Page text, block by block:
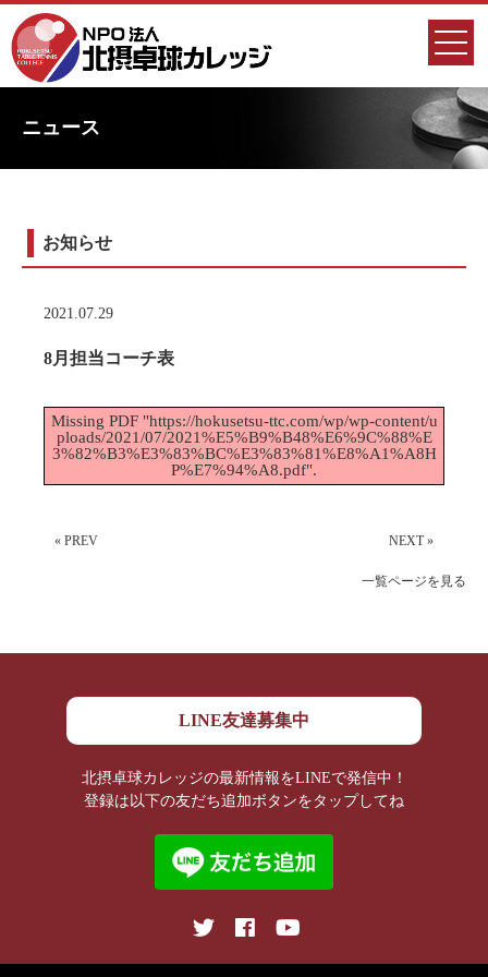
ニュース
お知らせ
2021.07.29
8月担当コーチ表
Missing PDF "https://hokusetsu-ttc.com/wp/wp-content/u
ploads/2021/07/2021%E5%B9%B48%E6%9C%88%E
3%82%B3%E3%83%BC%E3%83%81%E8%A1%A8H
P%E7%94%A8.pdf".
« PREV NEXT »
一覧ページを見る
LINE友達募集中
北摂卓球カレッジの最新情報をLINEで発信中！
登録は以下の友だち追加ボタンをタップしてね